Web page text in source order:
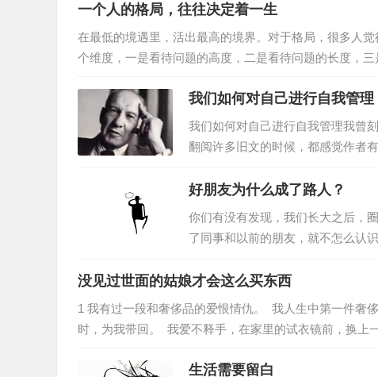
处于他人控制中很多控制性或操纵性关系比理应发生的
可能觉得伴侣只是有一点喜怒无常或者粘人，实际上，对
一个人的格局，往往决定着一生
在最低的境遇里，活出最高的境界。对于格局，很多人
个维度，一是看待问题的高度，二是看待问题的长度，
题的高度不同，就像你从一个职员的角度出发和从一个
就是大局观，一个高瞻远瞩的人总能从全局出发、长远
出发，而要学会跳出，从一个更高的角度去看，你会看
我们如何对自己进行自我管理
我们如何对自己进行自我管理我曾
翻阅许多旧文的时候，都感觉作者
一。之前推荐过他在六十年代写的
来，依旧对我有很多启发，也许诸
会。这篇文章（Managing
好朋友为什么成了路人？
你们有没有发现，我们长大之后，
了同事和以前的朋友，就不怎么认
何融入话题，觉得自己是个“冷场王
孤独，只不过不乱交朋友罢了，那
是因为不懂得应该向谁敞开心扉，
深交？如何维持和现有朋友之间的
没见过世面的姑娘才会这么买东西
1 我有过一段和奢侈品的爱恨情仇。 我人生中第一件奢
时，为我带回。 我爱不释手，在家里的试衣镜前，换上
司，原本想要吸引艳羡的眼光，却被人误以为我买了高
的，所以被人瞧不起。我甚至在当时写下这样的话：你
生活需要留白